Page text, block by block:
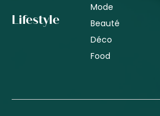
Lifestyle
Mode
Beauté
Déco
Food